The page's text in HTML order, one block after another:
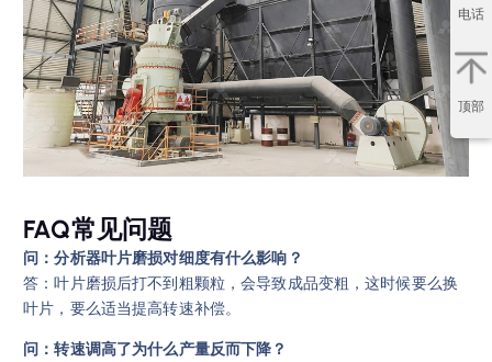
FAQ常见问题
问：分析器叶片磨损对细度有什么影响？
答：叶片磨损后打不到粗颗粒，会导致成品变粗，这时候要么换
叶片，要么适当提高转速补偿。
问：转速调高了为什么产量反而下降？
电话
顶部